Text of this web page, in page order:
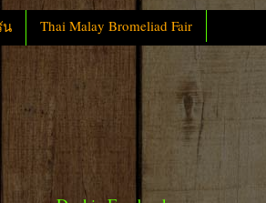
น Thai Malay Bromeliad Fair